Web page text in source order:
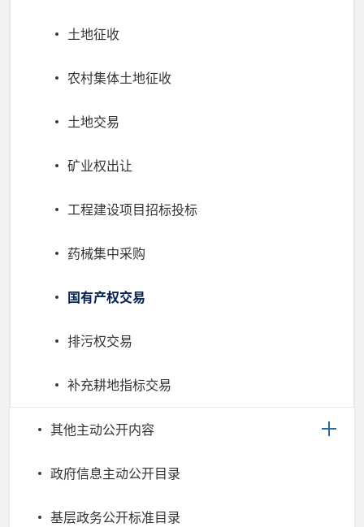
土地征收
农村集体土地征收
土地交易
矿业权出让
工程建设项目招标投标
药械集中采购
国有产权交易
排污权交易
补充耕地指标交易
其他主动公开内容
政府信息主动公开目录
基层政务公开标准目录